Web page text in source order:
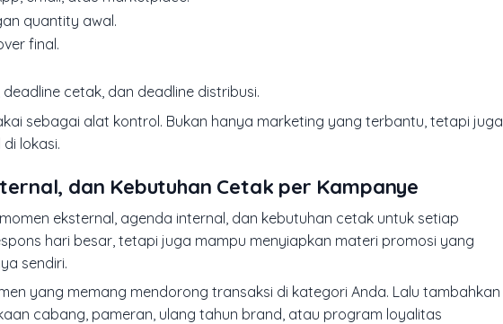
quantity awal.
final.
cetak, dan deadline distribusi.
sebagai alat kontrol. Bukan hanya marketing yang terbantu, tetapi juga
lokasi.
dan Kebutuhan Cetak per Kampanye
eksternal, agenda internal, dan kebutuhan cetak untuk setiap
hari besar, tetapi juga mampu menyiapkan materi promosi yang
sendiri.
yang memang mendorong transaksi di kategori Anda. Lalu tambahkan
cabang, pameran, ulang tahun brand, atau program loyalitas